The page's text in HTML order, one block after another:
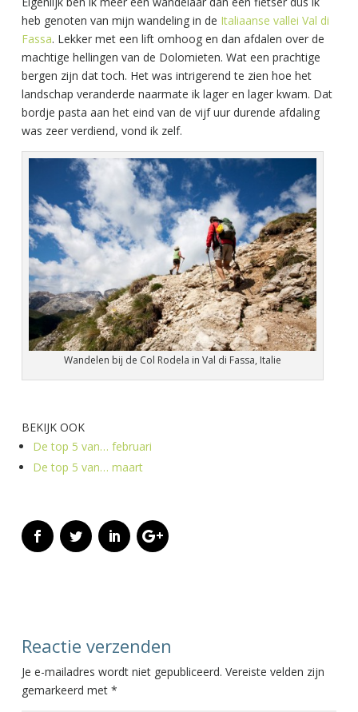
heb genoten van mijn wandeling in de Italiaanse vallei Val di
Fassa. Lekker met een lift omhoog en dan afdalen over de
machtige hellingen van de Dolomieten. Wat een prachtige
bergen zijn dat toch. Het was intrigerend te zien hoe het
landschap veranderde naarmate ik lager en lager kwam. Dat
bordje pasta aan het eind van de vijf uur durende afdaling
was zeer verdiend, vond ik zelf.
Wandelen bij de Col Rodela in Val di Fassa, Italie
BEKIJK OOK
De top 5 van… februari
De top 5 van… maart
Reactie verzenden
Je e-mailadres wordt niet gepubliceerd. Vereiste velden zijn
gemarkeerd met *